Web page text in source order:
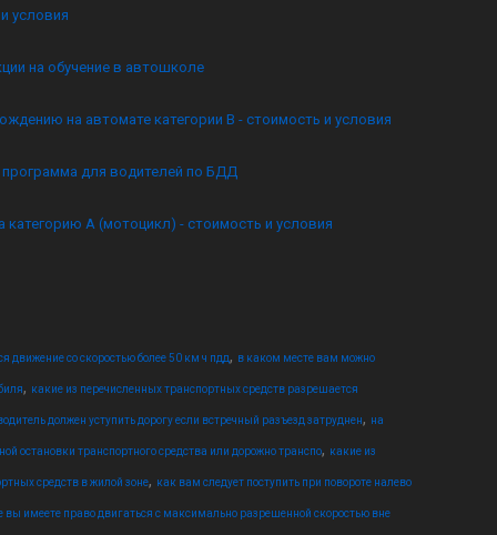
условия
на обучение в автошколе
на автомате категории B - стоимость и условия
программа для водителей по БДД
категорию А (мотоцикл) - стоимость и условия
движение со скоростью более 50 км ч пдд, в каком месте вам можно
, какие из перечисленных транспортных средств разрешается
должен уступить дорогу если встречный разъезд затруднен, на
остановки транспортного средства или дорожно транспо, какие из
средств в жилой зоне, как вам следует поступить при повороте налево
вы имеете право двигаться с максимально разрешенной скоростью вне